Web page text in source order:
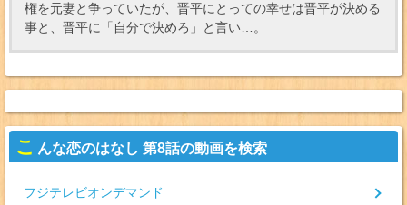
権を元妻と争っていたが、晋平にとっての幸せは晋平が決める
事と、晋平に「自分で決めろ」と言い…。
こ んな恋のはなし 第8話の動画を検索
フジテレビオンデマンド